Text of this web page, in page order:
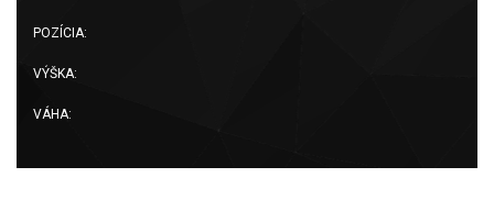
POZÍCIA:
VÝŠKA:
VÁHA: